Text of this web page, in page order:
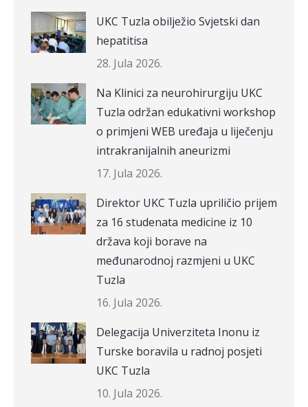
UKC Tuzla obilježio Svjetski dan
hepatitisa
28. Jula 2026.
Na Klinici za neurohirurgiju UKC
Tuzla održan edukativni workshop
o primjeni WEB uređaja u liječenju
intrakranijalnih aneurizmi
17. Jula 2026.
Direktor UKC Tuzla upriličio prijem
za 16 studenata medicine iz 10
država koji borave na
međunarodnoj razmjeni u UKC
Tuzla
16. Jula 2026.
Delegacija Univerziteta Inonu iz
Turske boravila u radnoj posjeti
UKC Tuzla
10. Jula 2026.